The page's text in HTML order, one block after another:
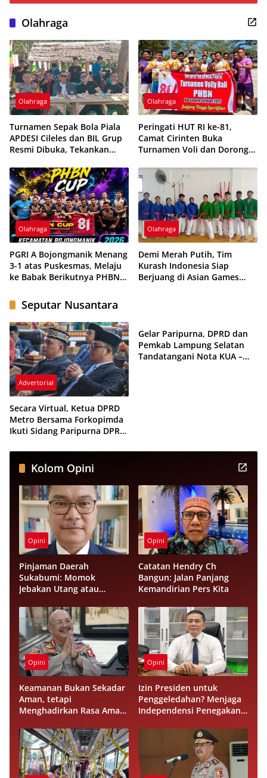
Olahraga
Olahraga
Turnamen Sepak Bola Piala
APDESI Cileles dan BIL Grup
Resmi Dibuka, Tekankan
Olahraga
Peringati HUT RI ke-81,
Camat Cirinten Buka
Turnamen Voli dan Dorong
Olahraga
PGRI A Bojongmanik Menang
3-1 atas Puskesmas, Melaju
ke Babak Berikutnya PHBN
Olahraga
Demi Merah Putih, Tim
Kurash Indonesia Siap
Berjuang di Asian Games
Seputar Nusantara
Advertorial
Secara Virtual, Ketua DPRD
Metro Bersama Forkopimda
Ikuti Sidang Paripurna DPR
Gelar Paripurna, DPRD dan
Pemkab Lampung Selatan
Tandatangani Nota KUA –
Kolom Opini
Opini
Pinjaman Daerah
Sukabumi: Momok
Jebakan Utang atau
Opini
Catatan Hendry Ch
Bangun: Jalan Panjang
Kemandirian Pers Kita
Opini
Keamanan Bukan Sekadar
Aman, tetapi
Menghadirkan Rasa Aman
Opini
Izin Presiden untuk
Penggeledahan? Menjaga
Independensi Penegakan